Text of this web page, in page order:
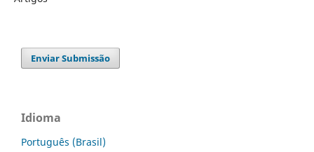
Enviar Submissão
Idioma
Português (Brasil)